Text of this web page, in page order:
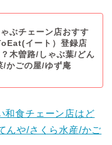
ぶチェーン店おすす
イート）登録店
木曽路/しゃぶ葉/どん
/かごの屋/ゆず庵
和食チェーン店はど
んや/さくら水産/かご